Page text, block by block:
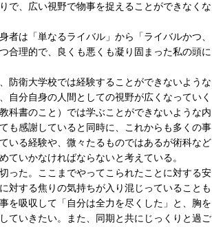
で、広い視野で物事を捉えることができなくな
は「単なるライバル」から「ライバルかつ、
合理的で、良くも悪くも凝り固まった私の頭に
防衛大学校では経験することができないような
自分自身の人間としての視野が広くなっていく
科書のこと）では学ぶことができないような内
も感謝していると同時に、これからも多くの事
いる経験や、微々たるものではあるが術科など
いかなければならないと考えている。
った。ここまでやってこられたことに対する安
対する焦りの気持ちが入り混じっていることも
を吸収して「自分は全力を尽くした」と、胸を
ていきたい。また、同期と共にじっくりと過ご